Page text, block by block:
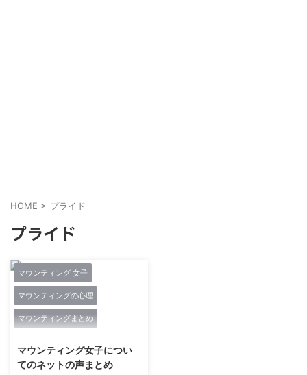
HOME > プライド
プライド
マウンティング 女子
マウンティングの心理
マウンティングまとめ
マウンティング女子につい
てのネットの声まとめ